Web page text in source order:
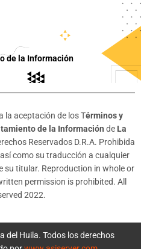
de la Información
la aceptación de los Términos y
de la Información de La
Reservados D.R.A. Prohibida
como su traducción a cualquier
su titular. Reproduction in whole or
permission is prohibited. All
2022.
del Huila. Todos los derechos